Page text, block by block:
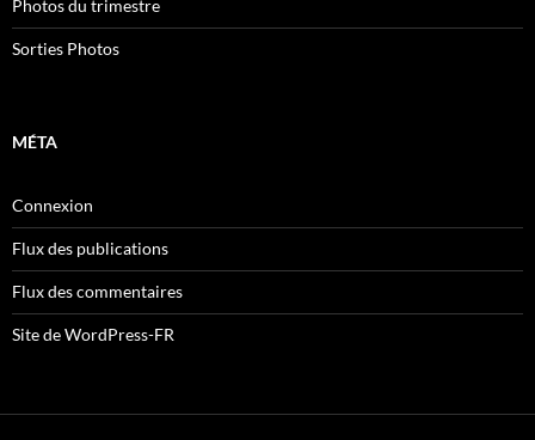
Photos du trimestre
Sorties Photos
MÉTA
Connexion
Flux des publications
Flux des commentaires
Site de WordPress-FR